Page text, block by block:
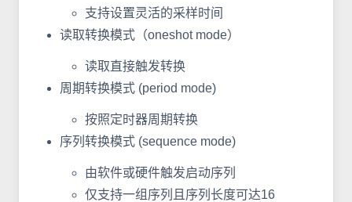
支持设置灵活的采样时间
读取转换模式（oneshot mode）
读取直接触发转换
周期转换模式 (period mode)
按照定时器周期转换
序列转换模式 (sequence mode)
由软件或硬件触发启动序列
仅支持一组序列且序列长度可达16